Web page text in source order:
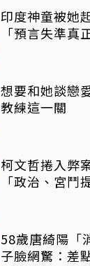
印度神童被她
「預言失準真
想要和她談戀愛 林郁婷：要先經
教練這一關
柯文哲捲入弊
「政治、宮鬥
58歲唐綺陽「
子臉網驚：差